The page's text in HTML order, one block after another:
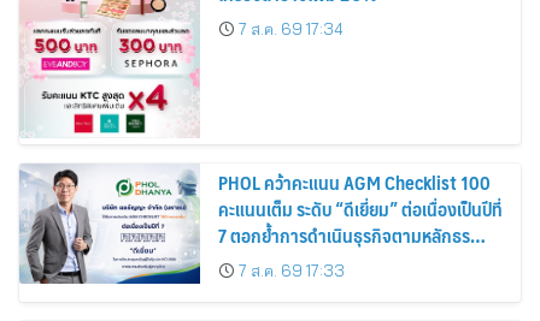
7 ส.ค. 69 17:34
PHOL คว้าคะแนน AGM Checklist 100
คะแนนเต็ม ระดับ “ดีเยี่ยม” ต่อเนื่องเป็นปีที่
7 ตอกย้ำการดำเนินธุรกิจตามหลักธร
รมาภิบาล โปร่งใส สร้างความเชื่อมั่นผู้ถือ
หุ้น
7 ส.ค. 69 17:33